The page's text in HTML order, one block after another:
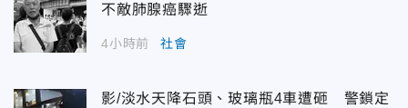
不敵肺腺癌驟逝
4小時前 社會
影/淡水天降石頭、玻璃瓶4車遭砸 警鎖定